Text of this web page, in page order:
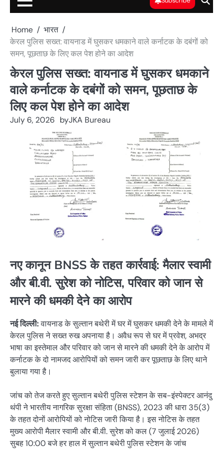
Home
भारत
केरल पुलिस सख्त: वायनाड में घुसकर धमकाने वाले कर्नाटक के दबंगों को
समन, पूछताछ के लिए कल पेश होने का आदेश
केरल पुलिस सख्त: वायनाड में घुसकर धमकाने
वाले कर्नाटक के दबंगों को समन, पूछताछ के
लिए कल पेश होने का आदेश
July 6, 2026 byJKA Bureau
नए कानून BNSS के तहत कार्रवाई: मैलार स्वामी
और बी.वी. सुरेश को नोटिस, परिवार को जान से
मारने की धमकी देने का आरोप
नई दिल्ली:वायनाड के सुल्तान बथेरी में घर में घुसकर धमकी देने के मामले में
केरल पुलिस ने सख्त रुख अपनाया है। अवैध रूप से घर में प्रवेश, अभद्र
भाषा का इस्तेमाल और परिवार को जान से मारने की धमकी देने के आरोप में
कर्नाटक के दो नामजद आरोपियों को समन जारी कर पूछताछ के लिए थाने
बुलाया गया है।
जांच को तेज करते हुए सुल्तान बथेरी पुलिस स्टेशन के सब-इंस्पेक्टर आनंदु
थंपी ने भारतीय नागरिक सुरक्षा संहिता (BNSS), 2023 की धारा 35(3)
के तहत दोनों आरोपियों को नोटिस जारी किया है। इस नोटिस के तहत
मुख्य आरोपी मैलार स्वामी और बी.वी. सुरेश को कल (7 जुलाई 2026)
सुबह 10:00 बजे हर हाल में सुल्तान बथेरी पुलिस स्टेशन के जांच